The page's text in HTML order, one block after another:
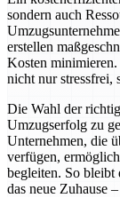
sondern auch
erstellen
Kosten
nicht nur stressfrei,
Die Wahl der
Umzugserfolg zu
Unternehmen, die
verfügen,
begleiten. So bleibt
das neue Zuhause